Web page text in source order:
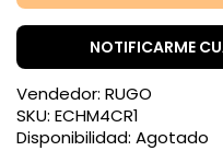
NOTIFICARME
Vendedor: RUGO
SKU: ECHM4CR1
Disponibilidad: Agotado